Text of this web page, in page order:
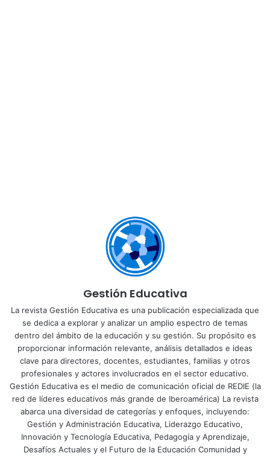
Gestión Educativa
La revista Gestión Educativa es una publicación especializada que
se dedica a explorar y analizar un amplio espectro de temas
dentro del ámbito de la educación y su gestión. Su propósito es
proporcionar información relevante, análisis detallados e ideas
clave para directores, docentes, estudiantes, familias y otros
profesionales y actores involucrados en el sector educativo.
Gestión Educativa es el medio de comunicación oficial de REDIE (la
red de líderes educativos más grande de Iberoamérica) La revista
abarca una diversidad de categorías y enfoques, incluyendo:
Gestión y Administración Educativa, Liderazgo Educativo,
Innovación y Tecnología Educativa, Pedagogía y Aprendizaje,
Desafíos Actuales y el Futuro de la Educación Comunidad y